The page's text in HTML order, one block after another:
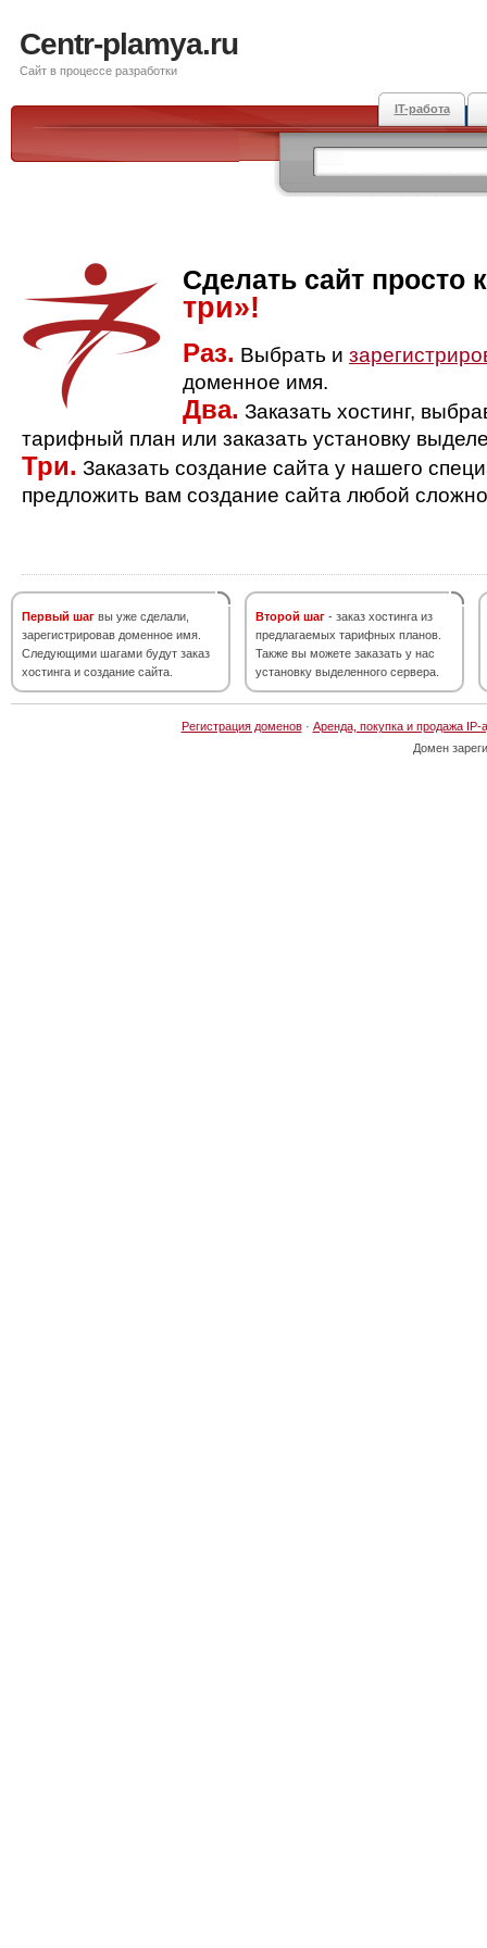
Centr-plamya.ru
Сайт в процессе разработки
IT-работа
Сделать сайт просто
три»!
Раз. Выбрать и
доменное имя.
Два. Заказать хостинг,
тарифный план или заказать установку
Три. Заказать создание сайта у нашего
предложить вам создание сайта любой
Первый шаг вы уже сделали,
зарегистрировав доменное имя.
Следующими шагами будут заказ
хостинга и создание сайта.
Второй шаг - заказ хостинга из
предлагаемых тарифных планов.
Также вы можете заказать у нас
установку выделенного сервера.
Регистрация доменов· Аренда, покупка и продажа IP-
Домен